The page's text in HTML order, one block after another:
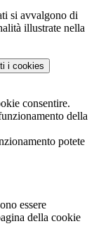
si avvalgono di
illustrate nella
i cookies
consentire.
della
potete
essere
della cookie